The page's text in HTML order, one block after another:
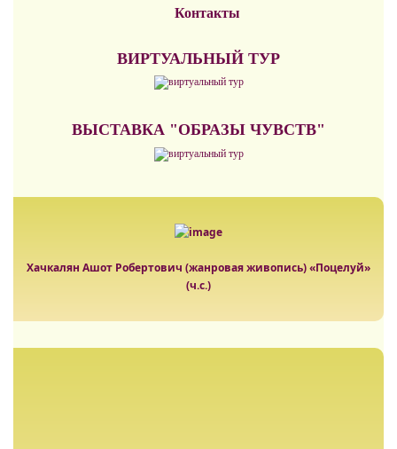
Контакты
ВИРТУАЛЬНЫЙ ТУР
ВЫСТАВКА "ОБРАЗЫ ЧУВСТВ"
Хачкалян Ашот Робертович (жанровая живопись) «Поцелуй»
(ч.с.)